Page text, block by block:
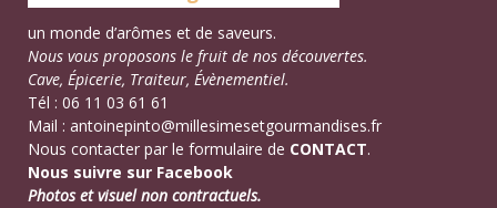
un monde d’arômes et de saveurs.
Nous vous proposons le fruit de nos découvertes.
Cave, Épicerie, Traiteur, Évènementiel.
Tél : 06 11 03 61 61
Mail : antoinepinto@millesimesetgourmandises.fr
Nous contacter par le formulaire de CONTACT.
Nous suivre sur Facebook
Photos et visuel non contractuels.